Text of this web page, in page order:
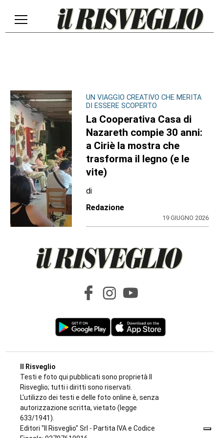
UN VIAGGIO CREATIVO CHE MERITA
DI ESSERE SCOPERTO
La Cooperativa Casa di
Nazareth compie 30 anni:
a Ciriè la mostra che
trasforma il legno (e le
vite)
di
Redazione
19 GIUGNO 2026
Il Risveglio
Testi e foto qui pubblicati sono proprietà Il
Risveglio; tutti i diritti sono riservati.
L'utilizzo dei testi e delle foto online è, senza
autorizzazione scritta, vietato (legge
633/1941).
Editori "Il Risveglio" Srl - Partita IVA e Codice